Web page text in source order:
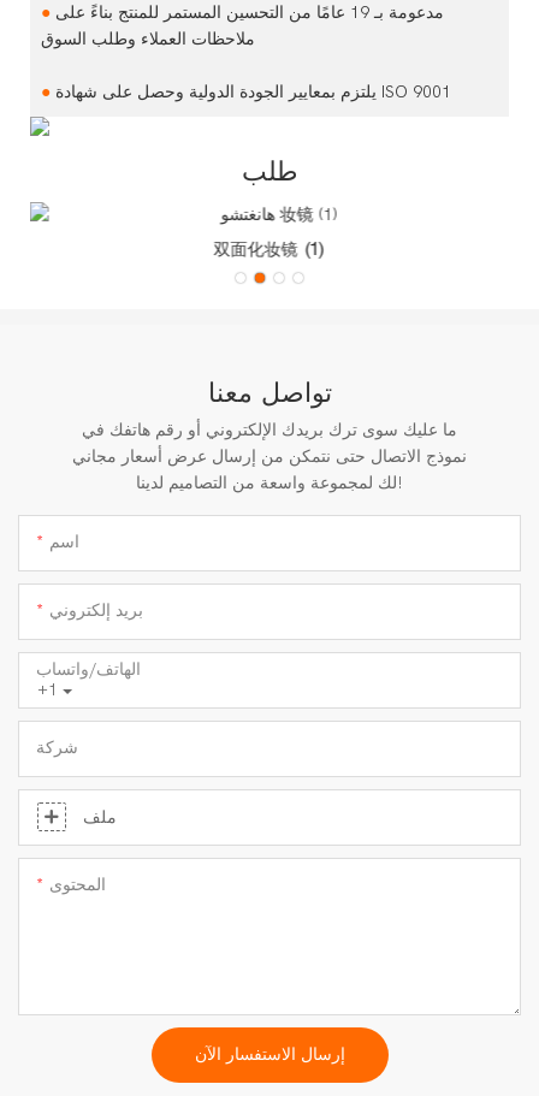
●مدعومة بـ 19 عامًا من التحسين المستمر للمنتج بناءً على
ملاحظات العملاء وطلب السوق
● يلتزم بمعايير الجودة الدولية وحصل على شهادة ISO 9001
طلب
双面化妆镜 (1)
تواصل معنا
ما عليك سوى ترك بريدك الإلكتروني أو رقم هاتفك في
نموذج الاتصال حتى نتمكن من إرسال عرض أسعار مجاني
لك لمجموعة واسعة من التصاميم لدينا!
اسم
بريد إلكتروني
+1
الهاتف/واتساب
شركة
ملف
المحتوى
إرسال الاستفسار الآن